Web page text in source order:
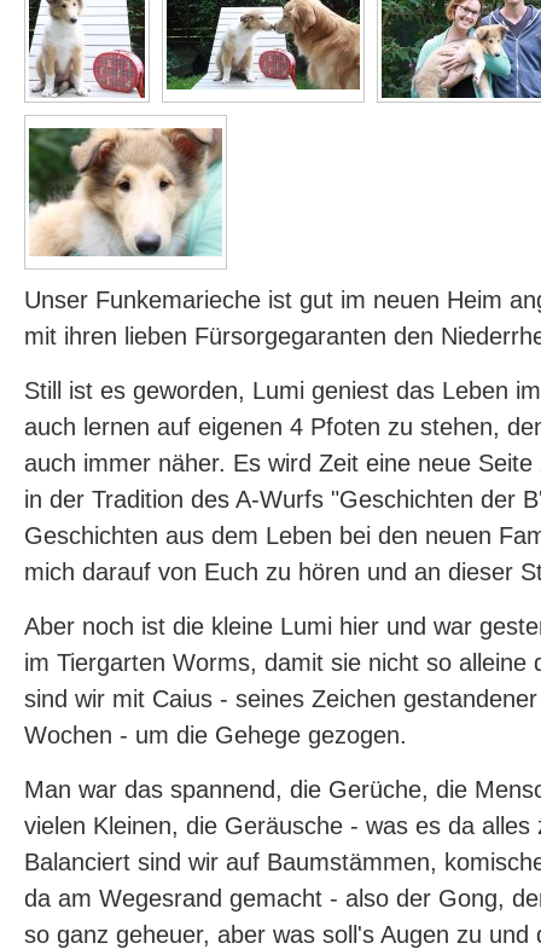
Unser Funkemarieche ist gut im neuen Heim
mit ihren lieben Fürsorgegaranten den
Still ist es geworden, Lumi geniest das Leben
auch lernen auf eigenen 4 Pfoten zu stehen,
auch immer näher. Es wird Zeit eine neue
in der Tradition des A-Wurfs "Geschichten der
Geschichten aus dem Leben bei den neuen
mich darauf von Euch zu hören und an dieser
Aber noch ist die kleine Lumi hier und war
im Tiergarten Worms, damit sie nicht so alleine
sind wir mit Caius - seines Zeichen
Wochen - um die Gehege gezogen.
Man war das spannend, die Gerüche, die
vielen Kleinen, die Geräusche - was es da alles
Balanciert sind wir auf Baumstämmen,
da am Wegesrand gemacht - also der Gong,
so ganz geheuer, aber was soll's Augen zu und